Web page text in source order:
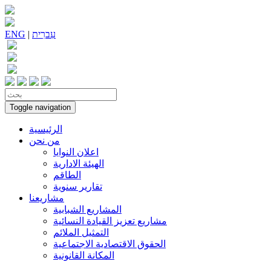
ENG | עִברִית
Toggle navigation
الرئيسية
من نحن
اعلان النوايا
الهيئة الادارية
الطاقم
تقارير سنوية
مشاريعنا
المشاريع الشبابية
مشاريع تعزيز القيادة النسائية
التمثيل الملائم
الحقوق الاقتصادية الاجتماعية
المكانة القانونية